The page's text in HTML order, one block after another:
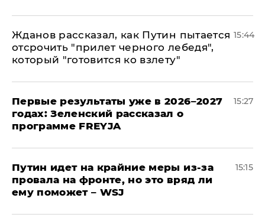
Жданов рассказал, как Путин пытается
отсрочить "прилет черного лебедя",
который "готовится ко взлету"
15:44
Первые результаты уже в 2026–2027
годах: Зеленский рассказал о
программе FREYJA
15:27
Путин идет на крайние меры из-за
провала на фронте, но это вряд ли
ему поможет – WSJ
15:15